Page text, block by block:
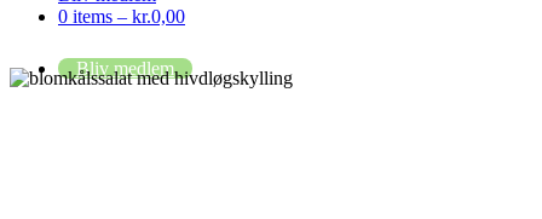
0 items – kr.0,00
Bliv medlem